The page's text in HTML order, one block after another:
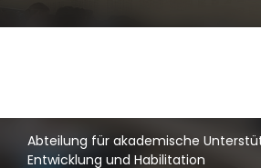
Abteilung für akademische
Entwicklung und Habilitation